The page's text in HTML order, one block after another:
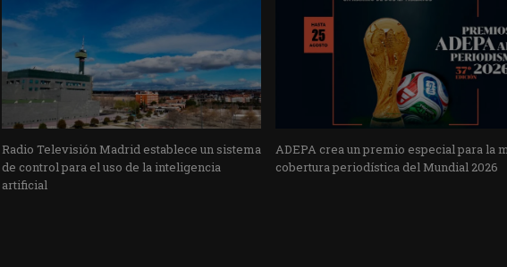
Radio Televisión Madrid establece un sistema
de control para el uso de la inteligencia
artificial
ADEPA crea un premio especial para la
cobertura periodística del Mundial 2026